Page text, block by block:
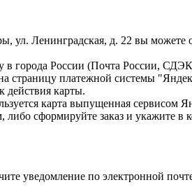
ул. Ленинградская, д. 22 вы можете
в города России (Почта России,
страницу платежной системы
действия карты.
карта выпущенная сервисом
сформируйте заказ и укажите в
уведомление по электронной